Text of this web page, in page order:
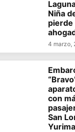
Niña
pierde
4 marzo,
con
San